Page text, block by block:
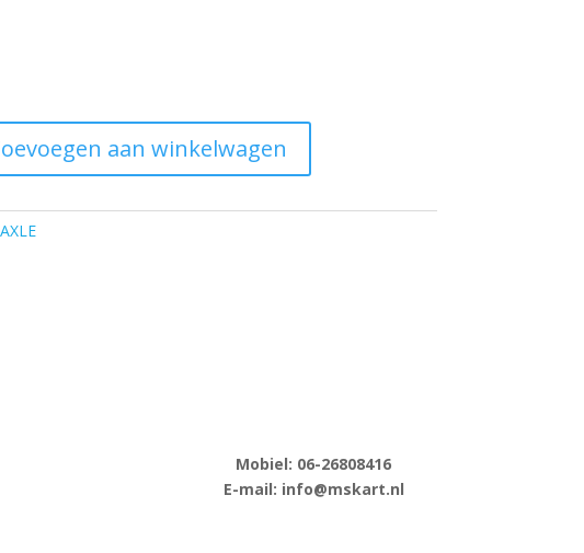
aan winkelwagen
Mobiel: 06-26808416
E-mail: info@mskart.nl